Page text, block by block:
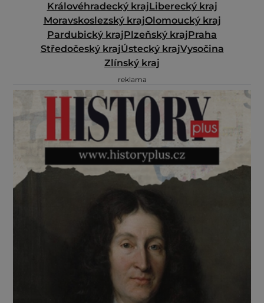
Královéhradecký krajLiberecký kraj
Moravskoslezský krajOlomoucký kraj
Pardubický krajPlzeňský krajPraha
Středočeský krajÚstecký krajVysočina
Zlínský kraj
reklama